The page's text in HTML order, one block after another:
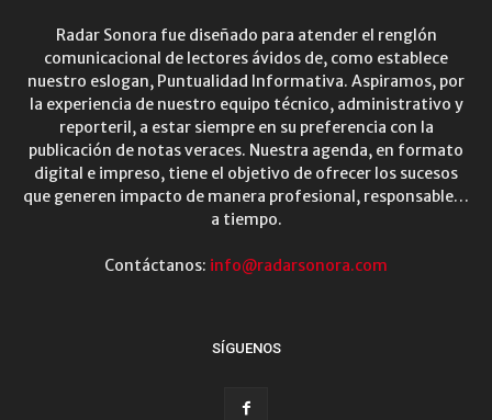
Radar Sonora fue diseñado para atender el renglón
comunicacional de lectores ávidos de, como establece
nuestro eslogan, Puntualidad Informativa. Aspiramos, por
la experiencia de nuestro equipo técnico, administrativo y
reporteril, a estar siempre en su preferencia con la
publicación de notas veraces. Nuestra agenda, en formato
digital e impreso, tiene el objetivo de ofrecer los sucesos
que generen impacto de manera profesional, responsable…
a tiempo.
Contáctanos: info@radarsonora.com
SÍGUENOS